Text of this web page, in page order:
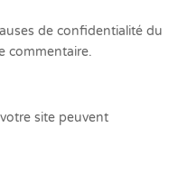
de confidentialité du
commentaire.
site peuvent